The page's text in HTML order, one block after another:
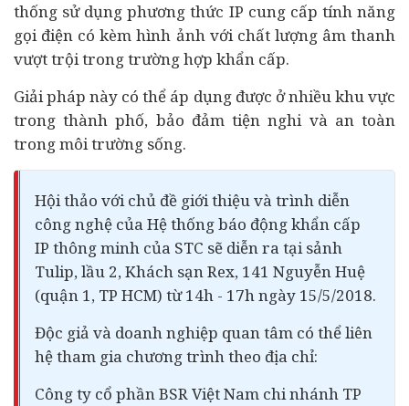
thống sử dụng phương thức IP cung cấp tính năng
gọi điện có kèm hình ảnh với chất lượng âm thanh
vượt trội trong trường hợp khẩn cấp.
Giải pháp này có thể áp dụng được ở nhiều khu vực
trong thành phố, bảo đảm tiện nghi và an toàn
trong môi trường sống.
Hội thảo với chủ đề giới thiệu và trình diễn
công nghệ của Hệ thống báo động khẩn cấp
IP thông minh của STC sẽ diễn ra tại sảnh
Tulip, lầu 2, Khách sạn Rex, 141 Nguyễn Huệ
(quận 1, TP HCM) từ 14h - 17h ngày 15/5/2018.
Độc giả và doanh nghiệp quan tâm có thể liên
hệ tham gia chương trình theo địa chỉ:
Công ty cổ phần BSR Việt Nam chi nhánh TP